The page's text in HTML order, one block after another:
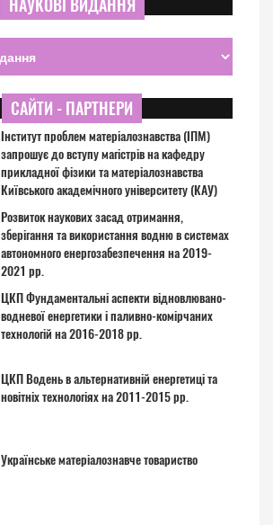
НАУКОВІ ВИДАННЯ
САЙТИ - ПАРТНЕРИ
Інститут проблем матеріалознавства (ІПМ)
запрошує до вступу магістрів на кафедру
прикладної фізики та матеріалознавства
Київського академічного університету (КАУ)
Розвиток наукових засад отримання,
зберігання та використання водню в системах
автономного енергозабезпечення на 2019-
2021 рр.
ЦКП Фундаментальні аспекти відновлювано-
водневої енергетики і паливно-комірчаних
технологій на 2016-2018 рр.
ЦКП Водень в альтернативній енергетиці та
новітніх технологіях на 2011-2015 рр.
Українське матеріалознавче товариство